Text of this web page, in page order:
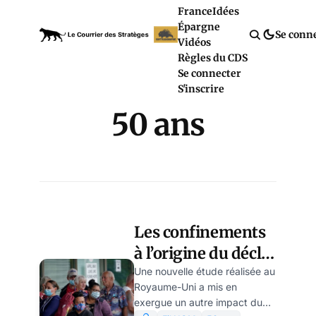
FranceIdées
Épargne
Vidéos
Règles du CDS
Se connecter
S'inscrire
Se
50 ans
Les confinements
à l’origine du déclin
cognitif chez les
séniors
Une nouvelle étude réalisée au
Royaume-Uni a mis en
exergue un autre impact du